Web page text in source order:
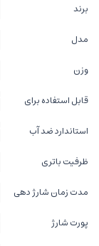
برند
مدل
وزن
قابل استفاده برای
استاندارد ضد آب
ظرفیت باتری
مدت زمان شارژ دهی
پورت شارژ